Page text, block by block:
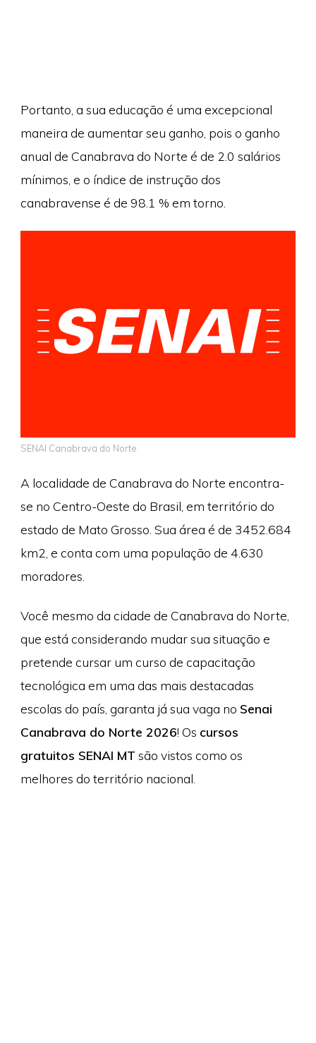
Portanto, a sua educação é uma excepcional
maneira de aumentar seu ganho, pois o ganho
anual de Canabrava do Norte é de 2.0 salários
mínimos, e o índice de instrução dos
canabravense é de 98.1 % em torno.
SENAI Canabrava do Norte
A localidade de Canabrava do Norte encontra-
se no Centro-Oeste do Brasil, em território do
estado de Mato Grosso. Sua área é de 3452.684
km2, e conta com uma população de 4.630
moradores.
Você mesmo da cidade de Canabrava do Norte,
que está considerando mudar sua situação e
pretende cursar um curso de capacitação
tecnológica em uma das mais destacadas
escolas do país, garanta já sua vaga no Senai
Canabrava do Norte 2026! Os cursos
gratuitos SENAI MT são vistos como os
melhores do território nacional.